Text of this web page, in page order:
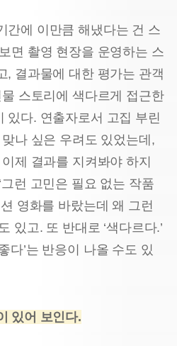
간에 이만큼 해냈다는 건 스
면 촬영 현장을 운영하는 스
, 결과물에 대한 평가는 관객
스토리에 색다르게 접근한
있다. 연출자로서 고집 부린
나 싶은 우려도 있었는데,
제 결과를 지켜봐야 하지
런 고민은 필요 없는 작품
영화를 바랐는데 왜 그런
있고. 또 반대로 ‘색다르다.’
다’는 반응이 나올 수도 있
있어 보인다.